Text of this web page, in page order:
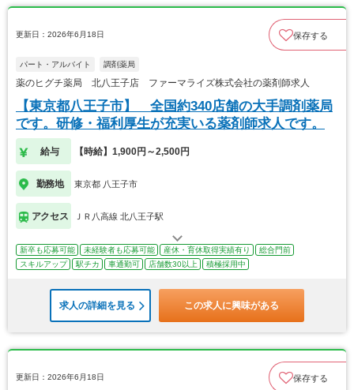
更新日：2026年6月18日 保存する
パート・アルバイト 調剤薬局
薬のヒグチ薬局 北八王子店 ファーマライズ株式会社の薬剤師求人
【東京都八王子市】 全国約340店舗の大手調剤薬局
です。研修・福利厚生が充実いる薬剤師求人です。
給与 【時給】1,900円～2,500円
勤務地 東京都 八王子市
アクセス ＪＲ八高線 北八王子駅
新卒も応募可能 未経験者も応募可能 産休・育休取得実績有り
総合門前
スキルアップ
駅チカ 車通勤可 店舗数30以上 積極採用中
求人の詳細を見る この求人に興味がある
更新日：2026年6月18日 保存する